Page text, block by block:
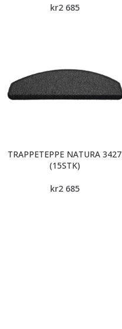
kr2 685
TRAPPETEPPE NATURA 3427
(15STK)
kr2 685